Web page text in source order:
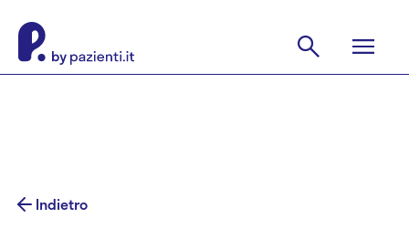
Indietro